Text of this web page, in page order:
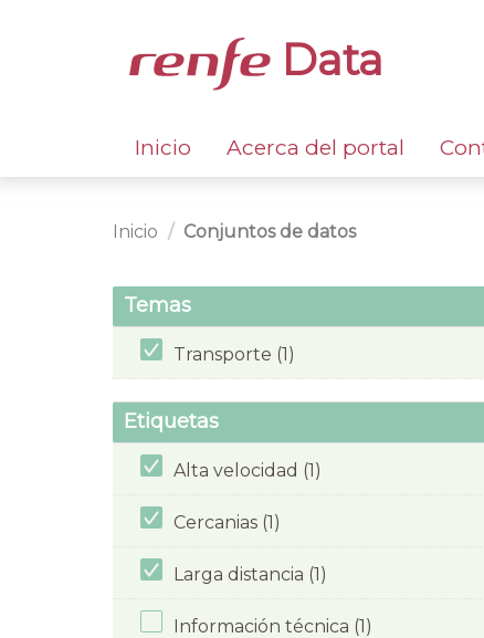
Data
Inicio Acerca del portal
Inicio Conjuntos de datos
Temas
Transporte (1)
Etiquetas
Alta velocidad (1)
Cercanias (1)
Larga distancia (1)
Información técnica (1)